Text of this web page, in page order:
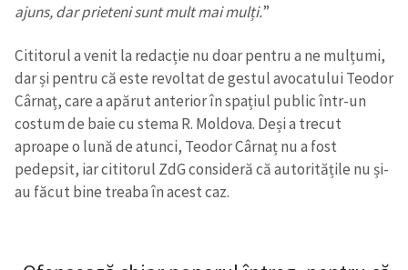
ajuns, dar prieteni sunt mult mai mulți.”
Cititorul a venit la redacție nu doar pentru a ne mulțumi,
dar și pentru că este revoltat de gestul avocatului Teodor
Cârnaț, care a apărut anterior în spațiul public într-un
costum de baie cu stema R. Moldova. Deși a trecut
aproape o lună de atunci, Teodor Cârnaț nu a fost
pedepsit, iar cititorul ZdG consideră că autoritățile nu și-
au făcut bine treaba în acest caz.